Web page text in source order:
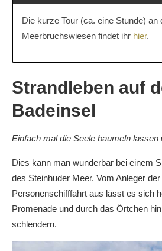
Die kurze Tour (ca. eine Stunde) an
Meerbruchswiesen findet ihr hier.
Strandleben auf
Badeinsel
Einfach mal die Seele baumeln lassen
Dies kann man wunderbar bei einem
des Steinhuder Meer. Vom Anleger
Personenschifffahrt aus lässt es sich
Promenade und durch das Örtchen
schlendern.